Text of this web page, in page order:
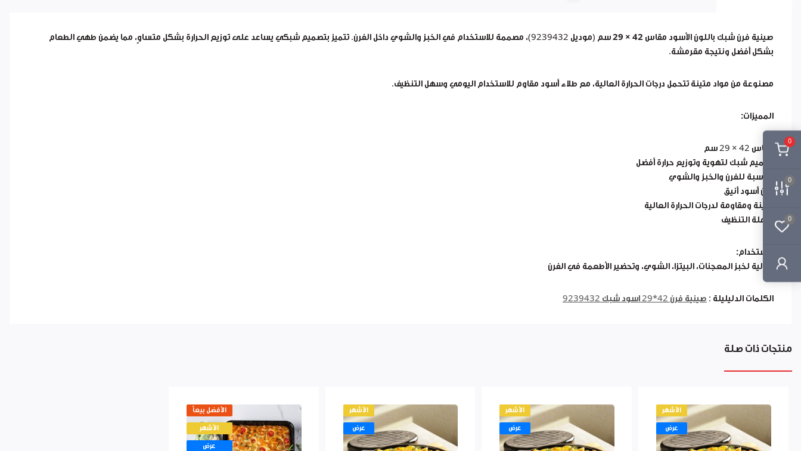
0
0
0
صينية فرن شبك باللون الأسود مقاس 42 × 29 سم
(موديل 9239432)، مصممة للاستخدام في الخبز والشوي داخل الفرن. تتميز بتصميم شبكي يساعد على توزيع الحرارة بشكل متساوٍ، مما يضمن طهي الطعام
بشكل أفضل ونتيجة مقرمشة.
مصنوعة من مواد متينة تتحمل درجات الحرارة العالية، مع طلاء أسود مقاوم للاستخدام اليومي وسهل التنظيف.
المميزات:
مقاس 42 × 29 سم
تصميم شبك لتهوية وتوزيع حرارة أفضل
مناسبة للفرن والخبز والشوي
لون أسود أنيق
متينة ومقاومة لدرجات الحرارة العالية
سهلة التنظيف
الاستخدام:
مثالية لخبز المعجنات، البيتزا، الشوي، وتحضير الأطعمة في الفرن
الكلمات الدليليلة : صينية فرن 42*29 اسود شبك 9239432
منتجات ذات صلة
الأشهر
عرض
الأشهر
عرض
الأشهر
عرض
الأفضل بيعاً
الأشهر
عرض